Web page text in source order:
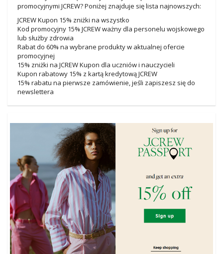
promocyjnymi JCREW? Poniżej znajduje się lista najnowszych:
JCREW Kupon 15% zniżki na wszystko
Kod promocyjny 15% JCREW ważny dla personelu wojskowego
lub służby zdrowia
Rabat do 60% na wybrane produkty w aktualnej ofercie
promocyjnej
15% zniżki na JCREW Kupon dla uczniów i nauczycieli
Kupon rabatowy 15% z kartą kredytową JCREW
15% rabatu na pierwsze zamówienie, jeśli zapiszesz się do
newslettera